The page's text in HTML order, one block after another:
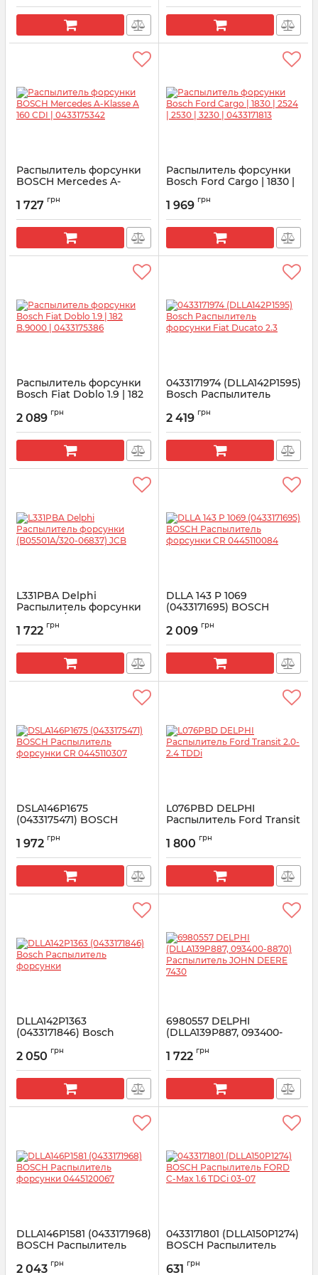
Распылитель форсунки
BOSCH Mercedes A-
0433175342
Артикул: 0433175342
1 727 грн
Распылитель форсунки
Bosсh Ford Cargo | 1830 |
0433171813
Артикул: 0433171813
1 969 грн
Распылитель форсунки
Bosсh Fiat Doblo 1.9 | 182
Артикул: 0433175386
2 089 грн
0433171974 (DLLA142P1595)
Bosсh Распылитель
Артикул:
2 419 грн
L331PBA Delphi
Распылитель форсунки
(B05501A/320-06837) JCB
Артикул:
1 722 грн
DLLA 143 P 1069
(0433171695) BOSCH
CR 0445110084
Артикул: 0433171695
2 009 грн
DSLA146P1675
(0433175471) BOSCH
CR 0445110307
Артикул: 0433175471
1 972 грн
L076PBD DELPHI
Распылитель Ford Transit
Артикул:
1 800 грн
DLLA142P1363
(0433171846) Bosсh
Артикул: 0433171846
2 050 грн
6980557 DELPHI
(DLLA139P887, 093400-
DEERE 7430
Артикул: 6980557
1 722 грн
DLLA146P1581 (0433171968)
BOSCH Распылитель
Артикул: 0433171968
2 043 грн
0433171801 (DLLA150P1274)
BOSCH Распылитель
07
631 грн